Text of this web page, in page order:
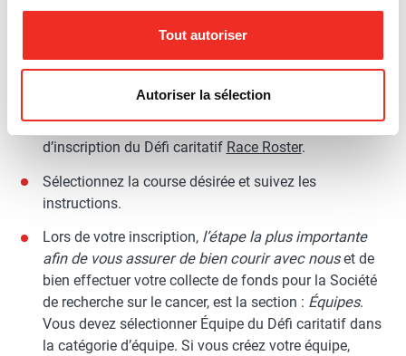
Tout autoriser
Autoriser la sélection
INSCRIPTION ETRENSEIGNEMENTS
COLLECTE DE FONDS
Procédez à votre inscription à l’événement sur le site
d’inscription du Défi caritatif Race Roster.
Sélectionnez la course désirée et suivez les
instructions.
Lors de votre inscription,l’étape la plus importante
afin de vous assurer de bien courir avec nouset de
bien effectuer votre collecte de fonds pour la Société
de recherche sur le cancer, est la section : Équipes.
Vous devez sélectionner Équipe du Défi caritatif dans
la catégorie d’équipe. Si vous créez votre équipe,